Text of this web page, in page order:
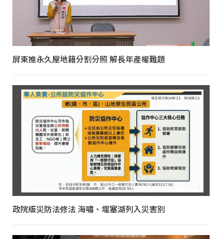
屏東推永久屋地籍分割分照 解長年產權難題
政院版災防法修法 海嘯、堰塞湖列入災害別